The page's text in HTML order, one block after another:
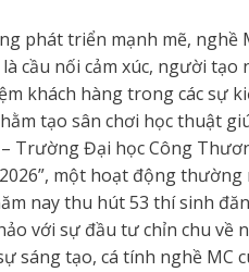
phát triển mạnh mẽ, nghề
cầu nối cảm xúc, người tạo
khách hàng trong các sự
tạo sân chơi học thuật
Trường Đại học Công
một hoạt động
nay thu hút 53 thí sinh
với sự đầu tư chỉn chu về
sáng tạo, cá tính nghề MC